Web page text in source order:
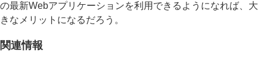
の最新Webアプリケーションを利用できるようになれば、大
きなメリットになるだろう。
関連情報